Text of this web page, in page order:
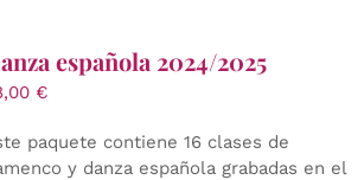
española 2024/2025
€
paquete contiene 16 clases de
y danza española grabadas en el